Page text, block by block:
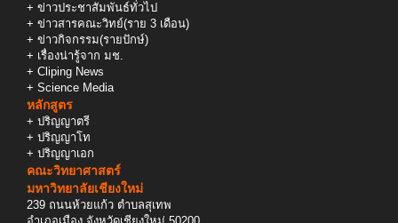
+ ข่าวประชาสัมพันธ์ทั่วไป
+ ข่าวสารคณะวิทย์(ราย 3 เดือน)
+ ข่าวกิจกรรม(รายปักษ์)
+ เรื่องน่ารู้จาก มช.
+ Cliping News
+ Science Media
หลักสูตร
+ ปริญญาตรี
+ ปริญญาโท
+ ปริญญาเอก
คณะวิทยาศาสตร์
มหาวิทยาลัยเชียงใหม่
239 ถนนห้วยแก้ว ตำบลสุเทพ